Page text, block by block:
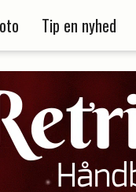
Tip en nyhed